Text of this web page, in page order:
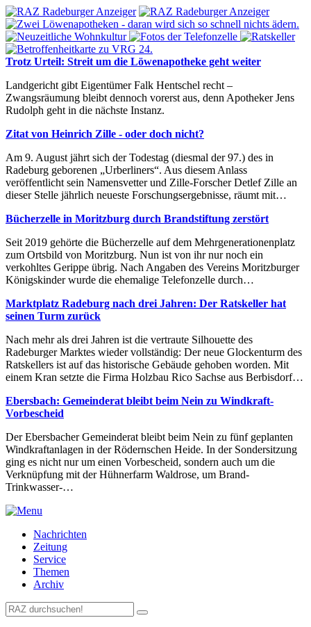
Trotz Urteil: Streit um die Löwenapotheke geht weiter
Landgericht gibt Eigentümer Falk Hentschel recht –
Zwangsräumung bleibt dennoch vorerst aus, denn Apotheker Jens
Rudolph geht in die nächste Instanz.
Zitat von Heinrich Zille - oder doch nicht?
Am 9. August jährt sich der Todestag (diesmal der 97.) des in
Radeburg geborenen „Urberliners“. Aus diesem Anlass
veröffentlicht sein Namensvetter und Zille-Forscher Detlef Zille an
dieser Stelle jährlich neueste Forschungsergebnisse, räumt mit…
Bücherzelle in Moritzburg durch Brandstiftung zerstört
Seit 2019 gehörte die Bücherzelle auf dem Mehrgenerationenplatz
zum Ortsbild von Moritzburg. Nun ist von ihr nur noch ein
verkohltes Gerippe übrig. Nach Angaben des Vereins Moritzburger
Königskinder wurde die ehemalige Telefonzelle durch…
Marktplatz Radeburg nach drei Jahren: Der Ratskeller hat
seinen Turm zurück
Nach mehr als drei Jahren ist die vertraute Silhouette des
Radeburger Marktes wieder vollständig: Der neue Glockenturm des
Ratskellers ist auf das historische Gebäude gehoben worden. Mit
einem Kran setzte die Firma Holzbau Rico Sachse aus Berbisdorf…
Ebersbach: Gemeinderat bleibt beim Nein zu Windkraft-
Vorbescheid
Der Ebersbacher Gemeinderat bleibt beim Nein zu fünf geplanten
Windkraftanlagen in der Rödernschen Heide. In der Sondersitzung
ging es nicht nur um einen Vorbescheid, sondern auch um die
Verknüpfung mit der Hühnerfarm Waldrose, um Brand-
Trinkwasser-…
Nachrichten
Zeitung
Service
Themen
Archiv